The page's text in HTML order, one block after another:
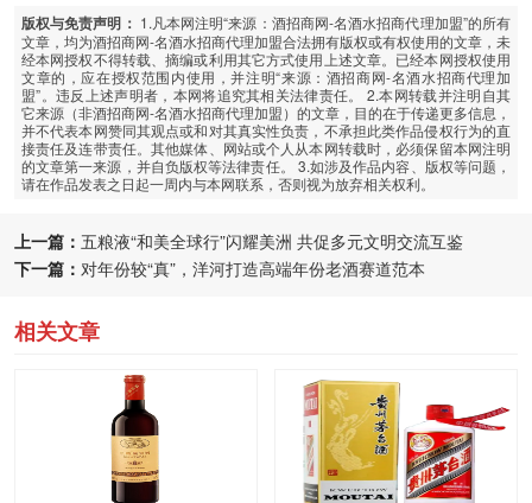
版权与免责声明： 1.凡本网注明“来源：酒招商网-名酒水招商代理加盟”的所有
文章，均为酒招商网-名酒水招商代理加盟合法拥有版权或有权使用的文章，未
经本网授权不得转载、摘编或利用其它方式使用上述文章。已经本网授权使用
文章的，应在授权范围内使用，并注明“来源：酒招商网-名酒水招商代理加
盟”。违反上述声明者，本网将追究其相关法律责任。 2.本网转载并注明自其
它来源（非酒招商网-名酒水招商代理加盟）的文章，目的在于传递更多信息，
并不代表本网赞同其观点或和对其真实性负责，不承担此类作品侵权行为的直
接责任及连带责任。其他媒体、网站或个人从本网转载时，必须保留本网注明
的文章第一来源，并自负版权等法律责任。 3.如涉及作品内容、版权等问题，
请在作品发表之日起一周内与本网联系，否则视为放弃相关权利。
上一篇： 五粮液“和美全球行”闪耀美洲 共促多元文明交流互鉴
下一篇： 对年份较“真”，洋河打造高端年份老酒赛道范本
相关文章